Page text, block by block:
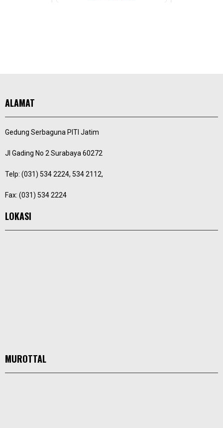
ALAMAT
Gedung Serbaguna PITI Jatim
Jl Gading No 2 Surabaya 60272
Telp: (031) 534 2224, 534 2112,
Fax: (031) 534 2224
LOKASI
MUROTTAL